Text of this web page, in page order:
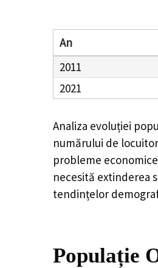
An
2011
2021
Analiza evoluției
numărului de
probleme
necesită extinderea
tendințelor
Populație